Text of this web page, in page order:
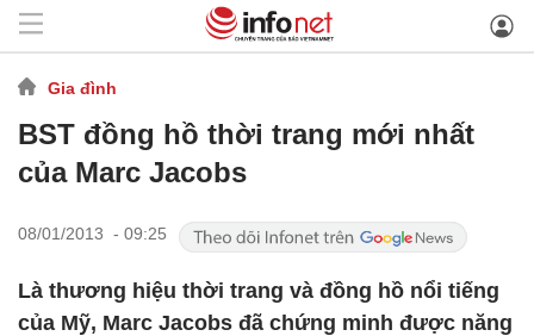
Gia đình
BST đồng hồ thời trang mới nhất
của Marc Jacobs
08/01/2013 - 09:25
Là thương hiệu thời trang và đồng hồ nổi tiếng
của Mỹ, Marc Jacobs đã chứng minh được năng